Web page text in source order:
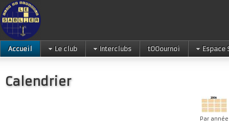
Accueil Le club Interclubs tOOournoi Espace
Calendrier
Par année